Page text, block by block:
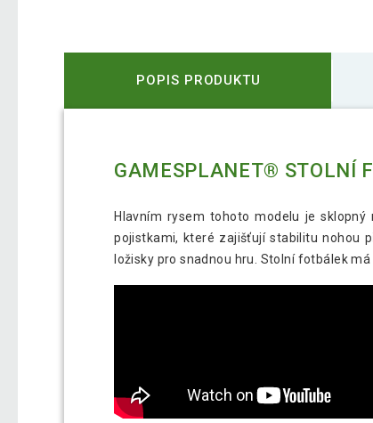
POPIS PRODUKTU
GAMESPLANET® STOLNÍ
Hlavním rysem tohoto modelu je
pojistkami, které zajišťují stabilitu nohou
ložisky pro snadnou hru. Stolní fotbálek